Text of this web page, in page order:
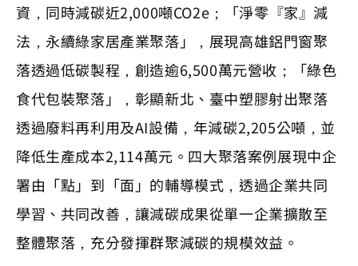
資，同時減碳近2,000噸CO2e；「淨零『家』減
法，永續綠家居產業聚落」，展現高雄鋁門窗聚
落透過低碳製程，創造逾6,500萬元營收；「綠色
食代包裝聚落」，彰顯新北、臺中塑膠射出聚落
透過廢料再利用及AI設備，年減碳2,205公噸，並
降低生產成本2,114萬元。四大聚落案例展現中企
署由「點」到「面」的輔導模式，透過企業共同
學習、共同改善，讓減碳成果從單一企業擴散至
整體聚落，充分發揮群聚減碳的規模效益。